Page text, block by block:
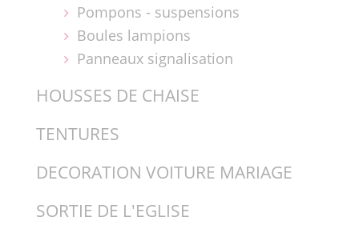
Pompons - suspensions
Boules lampions
Panneaux signalisation
HOUSSES DE CHAISE
TENTURES
DECORATION VOITURE MARIAGE
SORTIE DE L'EGLISE